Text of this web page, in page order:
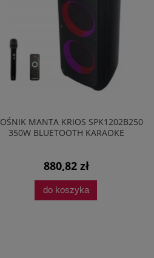
MANTA KRIOS SPK1202B250
350W BLUETOOTH KARAOKE
880,82 zł
do koszyka